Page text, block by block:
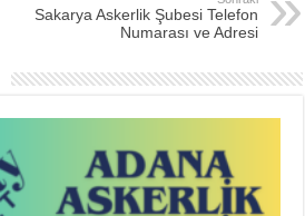
Sakarya Askerlik Şubesi Telefon
Numarası ve Adresi